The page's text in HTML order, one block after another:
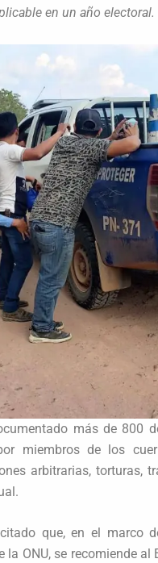
en un año electoral.
más de 800
miembros de los
arbitrarias, torturas,
que, en el marco
la ONU, se recomiende